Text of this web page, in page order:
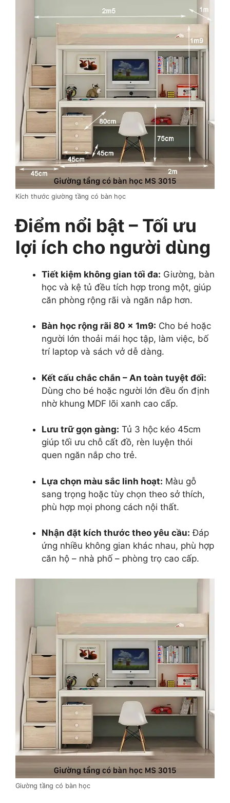
Kích thước giường tầng có bàn học
Điểm nổi bật – Tối ưu
lợi ích cho người dùng
Tiết kiệm không gian tối đa: Giường, bàn
học và kệ tủ đều tích hợp trong một, giúp
căn phòng rộng rãi và ngăn nắp hơn.
Bàn học rộng rãi 80 x 1m9: Cho bé hoặc
người lớn thoải mái học tập, làm việc, bố
trí laptop và sách vở dễ dàng.
Kết cấu chắc chắn – An toàn tuyệt đối:
Dùng cho bé hoặc người lớn đều ổn định
nhờ khung MDF lõi xanh cao cấp.
Lưu trữ gọn gàng: Tủ 3 hộc kéo 45cm
giúp tối ưu chỗ cất đồ, rèn luyện thói
quen ngăn nắp cho trẻ.
Lựa chọn màu sắc linh hoạt: Màu gỗ
sang trọng hoặc tùy chọn theo sở thích,
phù hợp mọi phong cách nội thất.
Nhận đặt kích thước theo yêu cầu: Đáp
ứng nhiều không gian khác nhau, phù hợp
căn hộ – nhà phố – phòng trọ cao cấp.
Giường tầng có bàn học